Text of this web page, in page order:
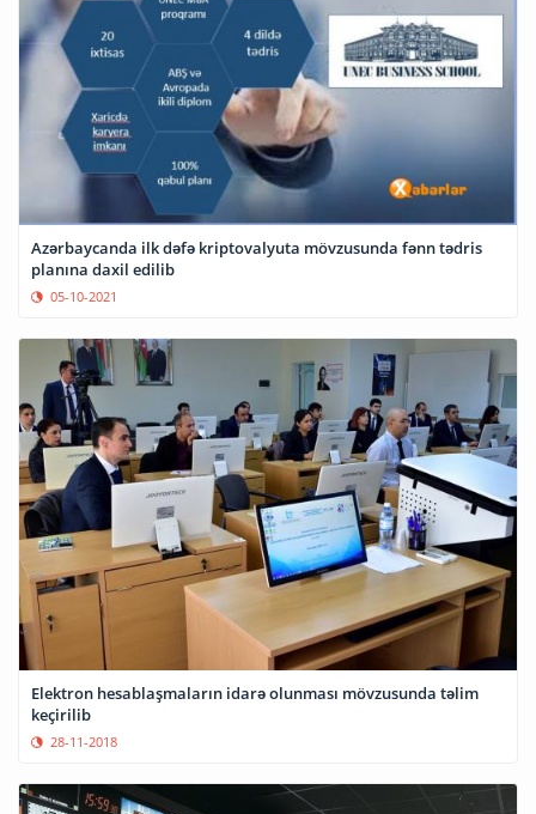
Azərbaycanda ilk dəfə kriptovalyuta mövzusunda fənn tədris
planına daxil edilib
05-10-2021
Elektron hesablaşmaların idarə olunması mövzusunda təlim
keçirilib
28-11-2018